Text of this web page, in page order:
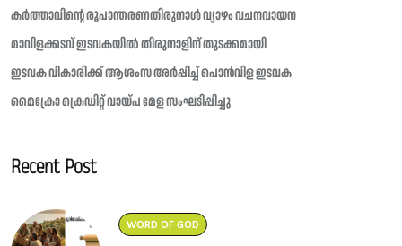
കർത്താവിന്റെ രൂപാന്തരണതിരുനാൾ വ്യാഴം വചനവായന
മാവിളക്കടവ് ഇടവകയിൽ തിരുനാളിന് തുടക്കമായി
ഇടവക വികാരിക്ക് ആശംസ അർപ്പിച്ച് പൊൻവിള ഇടവക
മൈക്രോ ക്രെഡിറ്റ് വായ്പ മേള സംഘടിപ്പിച്ചു
Recent Post
WORD OF GOD